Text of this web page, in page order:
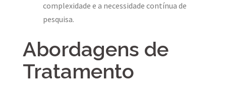
complexidade e a necessidade contínua de
pesquisa.
Abordagens de
Tratamento